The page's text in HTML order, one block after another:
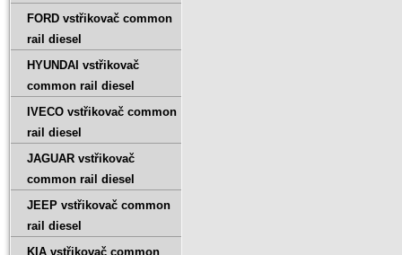
FORD vstřikovač common
rail diesel
HYUNDAI vstřikovač
common rail diesel
IVECO vstřikovač common
rail diesel
JAGUAR vstřikovač
common rail diesel
JEEP vstřikovač common
rail diesel
KIA vstřikovač common